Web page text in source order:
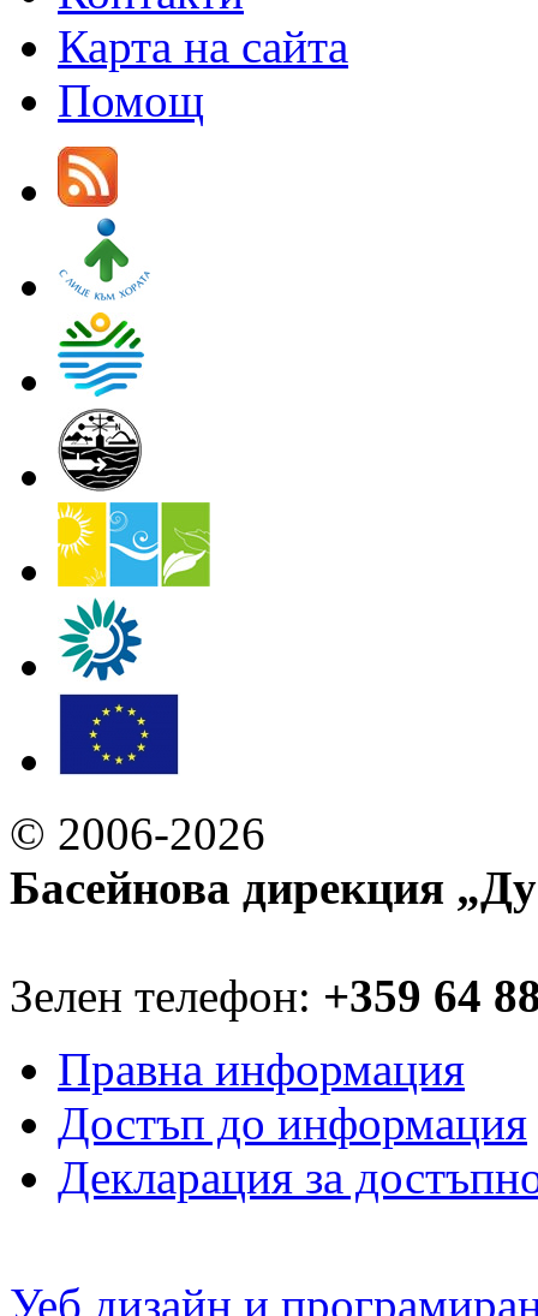
Карта на сайта
Помощ
© 2006-2026
Басейнова дирекция
Зелен телефон: +359 64
Правна информация
Достъп до информация
Декларация за
Уеб дизайн и